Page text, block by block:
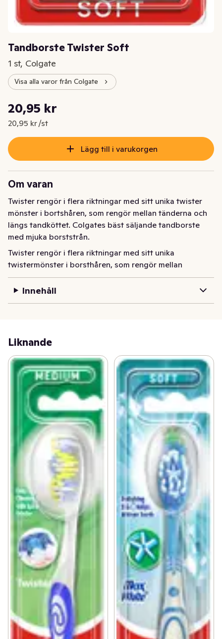
Tandborste Twister Soft
1 st, Colgate
Visa alla varor från Colgate
Nuvarande pris är: 20,95 kr
20,95 kr
20,95 kr /st
Styckpris: 20,95 kr /st
Lägg till i varukorgen
Om varan
Twister rengör i flera riktningar med sitt unika twister
mönster i bortshåren, som rengör mellan tänderna och
längs tandköttet. Colgates bäst säljande tandborste
med mjuka borststrån.
Twister rengör i flera riktningar med sitt unika
twistermönster i borsthåren, som rengör mellan
tänderna och längs tandköttet. Colgates mest sålda
tandborste med mjuka borststrån.
Innehåll
Liknande